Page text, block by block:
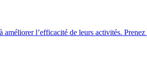
l’efficacité de leurs activités.